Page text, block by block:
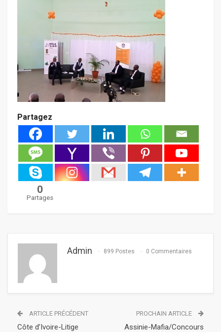
Partagez
0
Partages
Admin 899 Postes 0 Commentaires
ARTICLE PRÉCÉDENT
Côte d’Ivoire-Litige
PROCHAIN ARTICLE
Assinie-Mafia/Concours